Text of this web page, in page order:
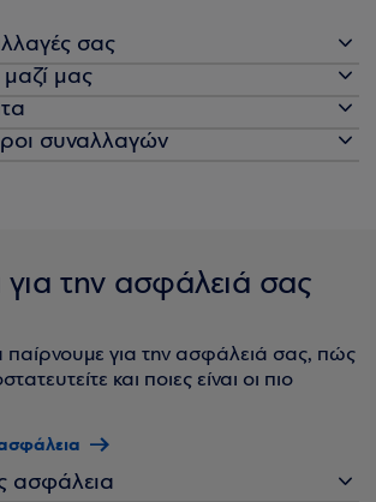
σας
μαζί μας
συναλλαγών
την ασφάλειά σας
παίρνουμε για την ασφάλειά σας, πώς
και ποιες είναι οι πιο
ασφάλεια